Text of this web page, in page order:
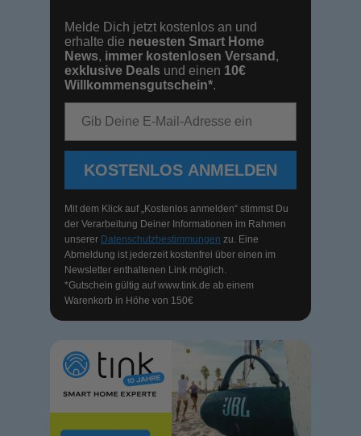
Melde Dich jetzt kostenlos an und
erhalte die neuesten Smart Home
News, immer kostenlosen Versand ,
exklusive Deals und einen 10€
Willkommensgutschein*.
KOSTENLOS ANMELDEN
Mit dem Klick auf „Kostenlos anmelden“ stimmst Du
der Verarbeitung Deiner Informationen im Rahmen
unserer Datenschutzbestimmungen zu. Eine
Abmeldung ist jederzeit kostenfrei über einen im
Newsletter enthaltenen Link möglich.
*Gutschein gültig aufwww.tink.de ab einem
Warenkorb in Höhe von 150€